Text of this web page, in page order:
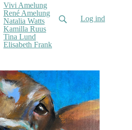
Vivi Amelung
René Amelung
Natalia Watts
Kamilla Ruus
Tina Lund
Elisabeth Frank
Log ind